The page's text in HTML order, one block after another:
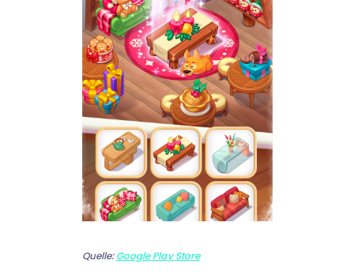
Quelle:Google Play Store